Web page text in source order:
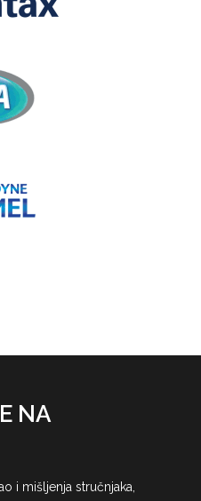
NA
i mišljenja stručnjaka,